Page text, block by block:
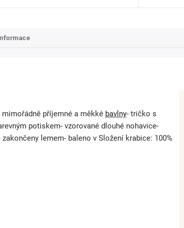
příjemné a měkké bavlny- tričko s
potiskem- vzorované dlouhé nohavice-
lemem- baleno v Složení krabice: 100%